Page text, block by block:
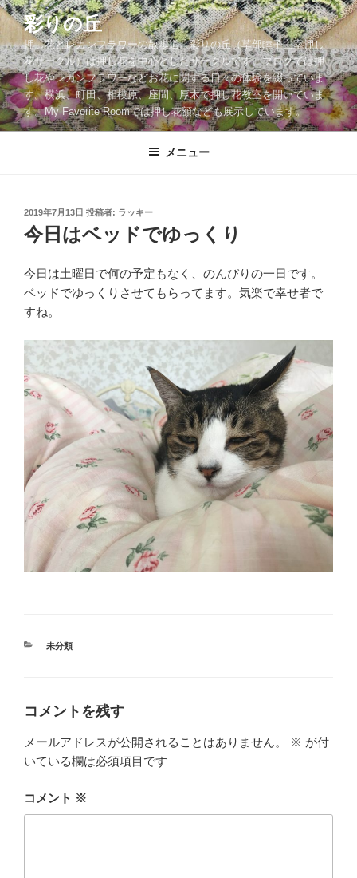
コ
ン
テ
ン
ツ
へ
ス
彩りの丘
押し花とレカンフラワーの散歩道。彩りの丘（草部睦子主宰押し
花サークル）は押し花を中心としたサークルです。ブログでは押
し花やレカンフラワーなどお花に関する日々の体験を綴っていま
す。横浜、町田、相模原、座間、厚木で押し花教室を開いていま
す。My Favorite Roomでは押し花額なども展示しています。
メニュー
投
稿
日:
2019年7月13日 投稿者: ラッキー
今日はベッドでゆっくり
今日は土曜日で何の予定もなく、のんびりの一日です。
ベッドでゆっくりさせてもらってます。気楽で幸せ者で
すね。
カ
未分類
コメントを残す
メールアドレスが公開されることはありません。 ※ が付
いている欄は必須項目です
コメント ※